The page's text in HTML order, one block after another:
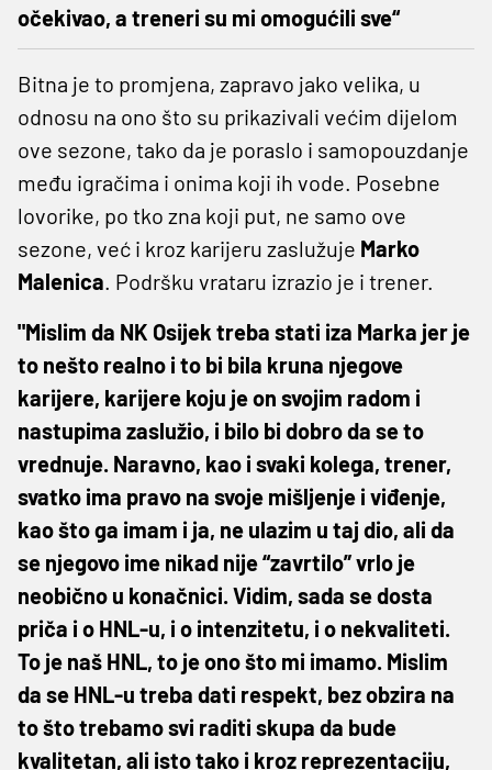
očekivao, a treneri su mi omogućili sve“
Bitna je to promjena, zapravo jako velika, u
odnosu na ono što su prikazivali većim dijelom
ove sezone, tako da je poraslo i samopouzdanje
među igračima i onima koji ih vode. Posebne
lovorike, po tko zna koji put, ne samo ove
sezone, već i kroz karijeru zaslužuje Marko
Malenica. Podršku vrataru izrazio je i trener.
"Mislim da NK Osijek treba stati iza Marka jer je
to nešto realno i to bi bila kruna njegove
karijere, karijere koju je on svojim radom i
nastupima zaslužio, i bilo bi dobro da se to
vrednuje. Naravno, kao i svaki kolega, trener,
svatko ima pravo na svoje mišljenje i viđenje,
kao što ga imam i ja, ne ulazim u taj dio, ali da
se njegovo ime nikad nije “zavrtilo” vrlo je
neobično u konačnici. Vidim, sada se dosta
priča i o HNL-u, i o intenzitetu, i o nekvaliteti.
To je naš HNL, to je ono što mi imamo. Mislim
da se HNL-u treba dati respekt, bez obzira na
to što trebamo svi raditi skupa da bude
kvalitetan, ali isto tako i kroz reprezentaciju,